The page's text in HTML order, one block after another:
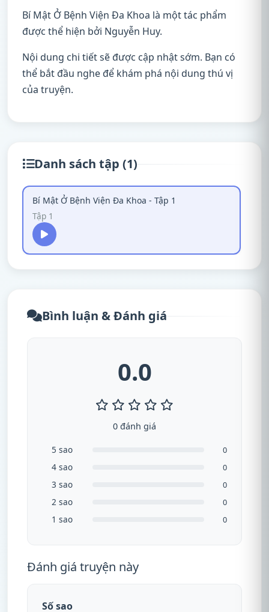
Bí Mật Ở Bệnh Viện Đa Khoa là một tác phẩm
được thể hiện bởi Nguyễn Huy.
Nội dung chi tiết sẽ được cập nhật sớm. Bạn có
thể bắt đầu nghe để khám phá nội dung thú vị
của truyện.
Danh sách tập (1)
Bí Mật Ở Bệnh Viện Đa Khoa - Tập 1
Tập 1
Bình luận & Đánh giá
0.0
0 đánh giá
5 sao 0
4 sao 0
3 sao 0
2 sao 0
1 sao 0
Đánh giá truyện này
Số sao